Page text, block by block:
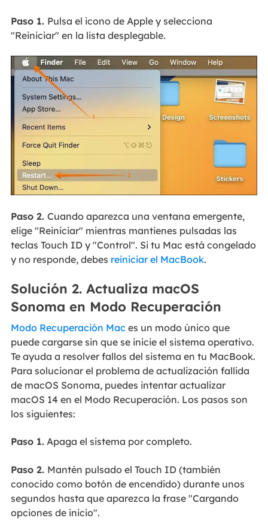
Paso 1. Pulsa el icono de Apple y selecciona
"Reiniciar" en la lista desplegable.
Paso 2. Cuando aparezca una ventana emergente,
elige "Reiniciar" mientras mantienes pulsadas las
teclas Touch ID y "Control". Si tu Mac está congelado
y no responde, debes reiniciar el MacBook.
Solución 2. Actualiza macOS
Sonoma en Modo Recuperación
Modo Recuperación Mac es un modo único que
puede cargarse sin que se inicie el sistema operativo.
Te ayuda a resolver fallos del sistema en tu MacBook.
Para solucionar el problema de actualización fallida
de macOS Sonoma, puedes intentar actualizar
macOS 14 en el Modo Recuperación. Los pasos son
los siguientes:
Paso 1.Apaga el sistema por completo.
Paso 2. Mantén pulsado el Touch ID (también
conocido como botón de encendido) durante unos
segundos hasta que aparezca la frase "Cargando
opciones de inicio".